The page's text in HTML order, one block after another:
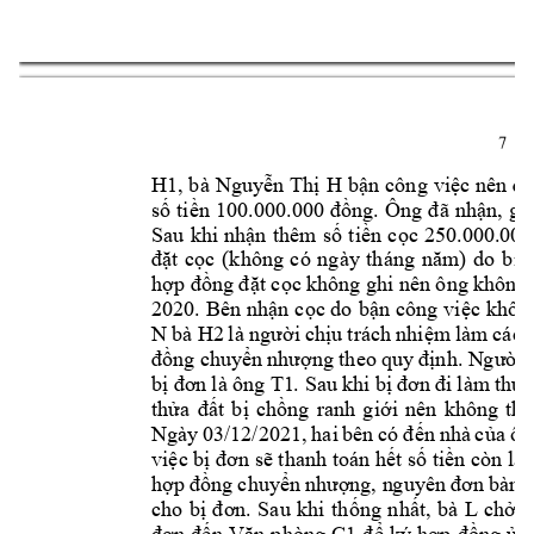
7
H1, bà Nguyễn Thị H bận công việc nên
số tiền 100.000.000 đồng. Ông đã nhận,
Sau khi nhận thêm số tiền cọc 250.000.000
đặt cọc (không có ngày tháng năm) do bị
hợp đồng đặt cọc không ghi nên ông không
2020. Bên nhận cọc do bận công việc
N bà H2là người chịu trách nhiệm làm các
đồng chuyn nhượng theo quy định. Người
bị đơn là ông T1. Sau khi bị đơn đi làm thủ
thửa đất bị chồng ranh giới nên không th
Ngày 03/12/2021, hai bên có đến nhà của
việc bị đơn sẽ thanh toán hết số tiền còn lạ
hợp đồng chuyn nhượng, nguyên đơn bàn
cho bị đơn. Sau khi thống nhất, bà L chở